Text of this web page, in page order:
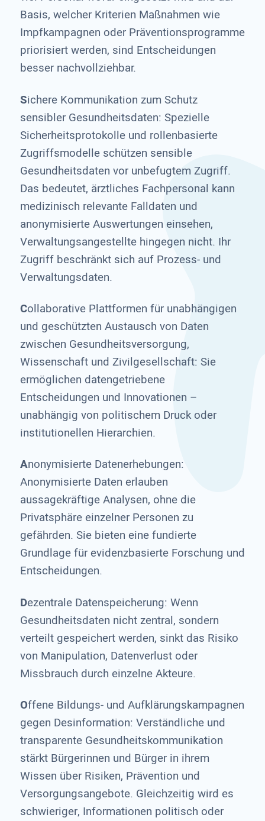
Basis, welcher Kriterien Maßnahmen wie
Impfkampagnen oder Präventionsprogramme
priorisiert werden, sind Entscheidungen
besser nachvollziehbar.
Sichere Kommunikation zum Schutz
sensibler Gesundheitsdaten: Spezielle
Sicherheitsprotokolle und rollenbasierte
Zugriffsmodelle schützen sensible
Gesundheitsdaten vor unbefugtem Zugriff.
Das bedeutet, ärztliches Fachpersonal kann
medizinisch relevante Falldaten und
anonymisierte Auswertungen einsehen,
Verwaltungsangestellte hingegen nicht. Ihr
Zugriff beschränkt sich auf Prozess- und
Verwaltungsdaten.
Collaborative Plattformen für unabhängigen
und geschützten Austausch von Daten
zwischen Gesundheitsversorgung,
Wissenschaft und Zivilgesellschaft: Sie
ermöglichen datengetriebene
Entscheidungen und Innovationen –
unabhängig von politischem Druck oder
institutionellen Hierarchien.
Anonymisierte Datenerhebungen:
Anonymisierte Daten erlauben
aussagekräftige Analysen, ohne die
Privatsphäre einzelner Personen zu
gefährden. Sie bieten eine fundierte
Grundlage für evidenzbasierte Forschung und
Entscheidungen.
Dezentrale Datenspeicherung: Wenn
Gesundheitsdaten nicht zentral, sondern
verteilt gespeichert werden, sinkt das Risiko
von Manipulation, Datenverlust oder
Missbrauch durch einzelne Akteure.
Offene Bildungs- und Aufklärungskampagnen
gegen Desinformation: Verständliche und
transparente Gesundheitskommunikation
stärkt Bürgerinnen und Bürger in ihrem
Wissen über Risiken, Prävention und
Versorgungsangebote. Gleichzeitig wird es
schwieriger, Informationen politisch oder